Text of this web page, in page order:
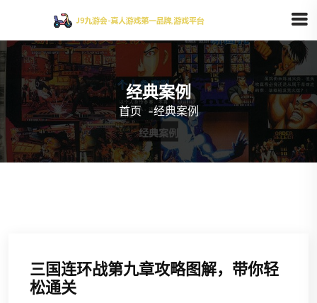
经典案例
首页 -经典案例
三国连环战第九章攻略图解，带你轻
松通关